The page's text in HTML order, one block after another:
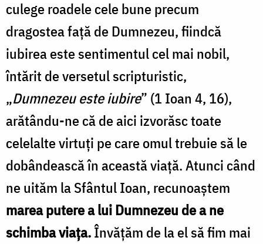
culege roadele cele bune precum
dragostea față de Dumnezeu, fiindcă
iubirea este sentimentul cel mai nobil,
întărit de versetul scripturistic,
„Dumnezeu este iubire” (1 Ioan 4, 16),
arătându-ne că de aici izvorăsc toate
celelalte virtuți pe care omul trebuie să le
dobândească în această viață. Atunci când
ne uităm la Sfântul Ioan, recunoaștem
marea putere a lui Dumnezeu de a ne
schimba viața.Învățăm de la el să fim mai